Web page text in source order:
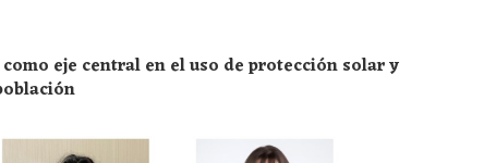
eje central en el uso de protección solar y